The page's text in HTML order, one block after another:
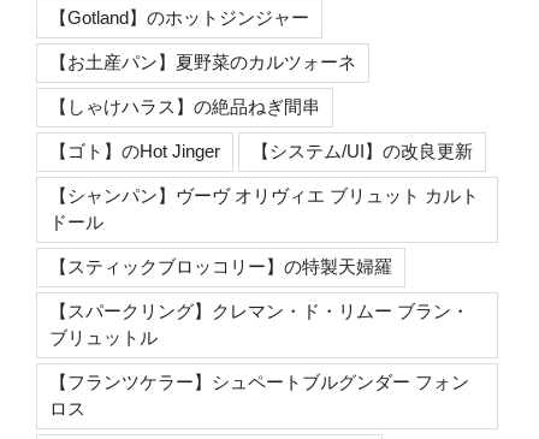
【Gotland】のホットジンジャー
【お土産パン】夏野菜のカルツォーネ
【しゃけハラス】の絶品ねぎ間串
【ゴト】のHot Jinger 【システム/UI】の改良更新
【シャンパン】ヴーヴ オリヴィエ ブリュット カルト
ドール
【スティックブロッコリー】の特製天婦羅
【スパークリング】クレマン・ド・リムー ブラン・
ブリュットル
【フランツケラー】シュペートブルグンダー フォン
ロス